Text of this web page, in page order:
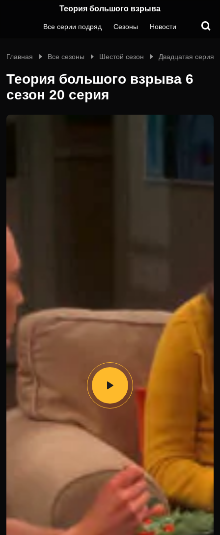
Теория большого взрыва
Все серии подряд Сезоны Новости
Главная Все сезоны Шестой сезон Двадцатая серия
Теория большого взрыва 6
сезон 20 серия